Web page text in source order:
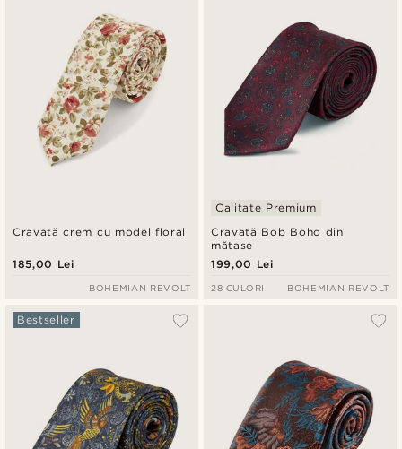
Cravată crem cu model floral
185,00 Lei
BOHEMIAN REVOLT
Cravată Bob Boho din
mătase
Calitate Premium
199,00 Lei
28 CULORI BOHEMIAN REVOLT
Bestseller